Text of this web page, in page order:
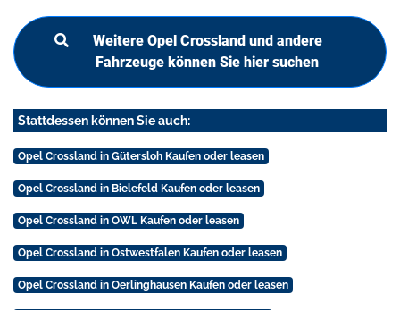
Weitere Opel Crossland und andere
Fahrzeuge können Sie hier suchen
Stattdessen können Sie auch:
Opel Crossland in Gütersloh Kaufen oder leasen
Opel Crossland in Bielefeld Kaufen oder leasen
Opel Crossland in OWL Kaufen oder leasen
Opel Crossland in Ostwestfalen Kaufen oder leasen
Opel Crossland in Oerlinghausen Kaufen oder leasen